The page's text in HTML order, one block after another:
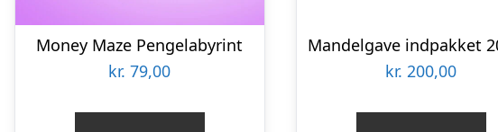
Money Maze Pengelabyrint
kr. 79,00
Mandelgave indpakket
kr. 200,00